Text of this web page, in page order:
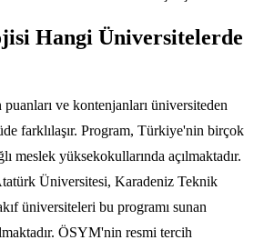
Hangi Üniversitelerde
ve kontenjanları üniversiteden
farklılaşır. Program, Türkiye'nin birçok
meslek yüksekokullarında açılmaktadır.
Üniversitesi, Karadeniz Teknik
üniversiteleri bu programı sunan
ÖSYM'nin resmi tercih